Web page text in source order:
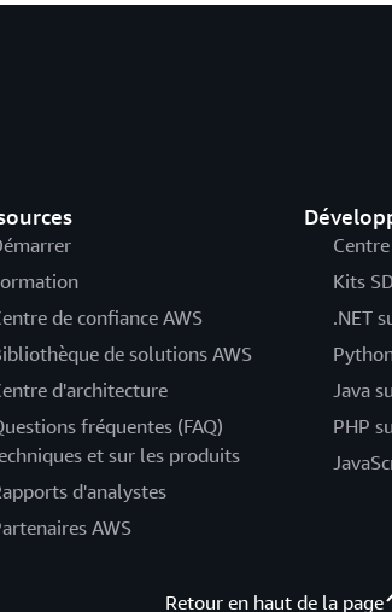
de confiance AWS
de solutions AWS
d'architecture
fréquentes (FAQ)
et sur les produits
d'analystes
AWS
Kits
.NET
Java
PHP
Retour en haut de la page